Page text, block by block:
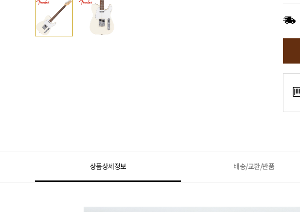
상품상세정보 배송/교환/반품